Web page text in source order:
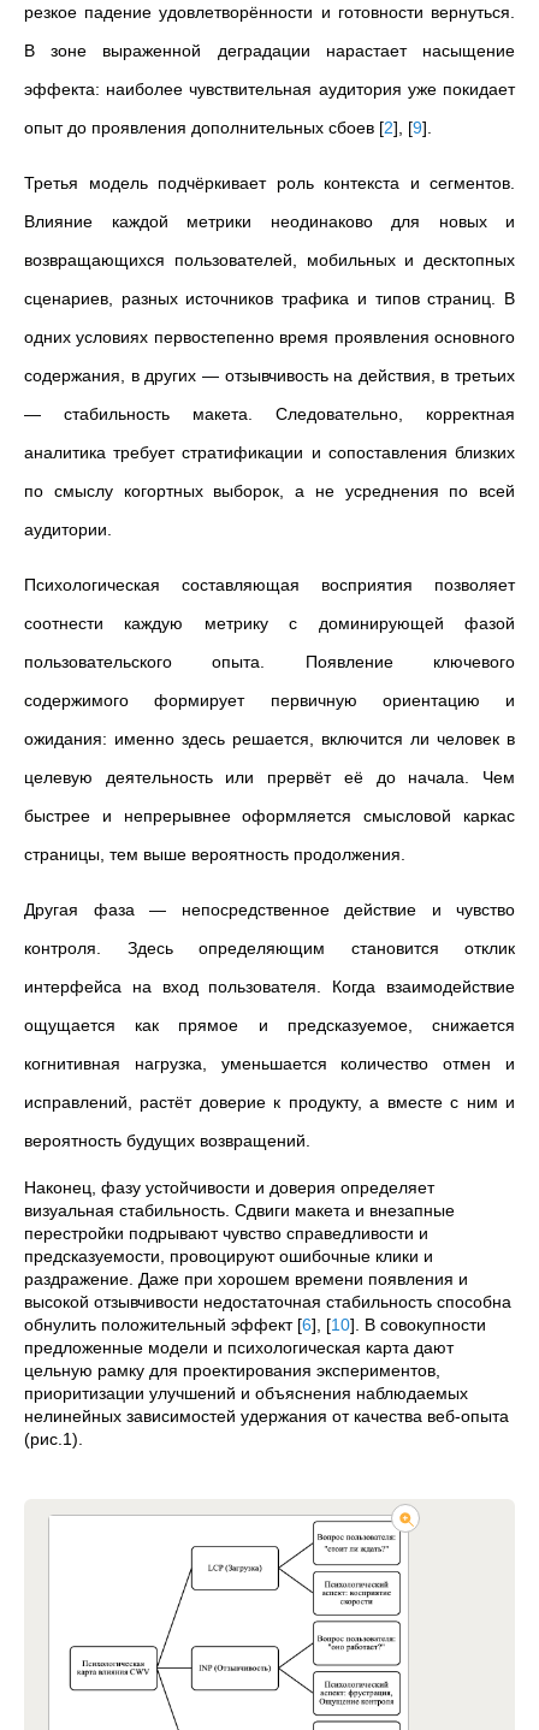
резкое падение удовлетворённости и готовности вернуться.
В зоне выраженной деградации нарастает насыщение
эффекта: наиболее чувствительная аудитория уже покидает
опыт до проявления дополнительных сбоев [2] [9]
Третья модель подчёркивает роль контекста и сегментов.
Влияние каждой метрики неодинаково для новых и
возвращающихся пользователей, мобильных и десктопных
сценариев, разных источников трафика и типов страниц. В
одних условиях первостепенно время проявления основного
содержания, в других — отзывчивость на действия, в третьих
— стабильность макета. Следовательно, корректная
аналитика требует стратификации и сопоставления близких
по смыслу когортных выборок, а не усреднения по всей
аудитории.
Психологическая составляющая восприятия позволяет
соотнести каждую метрику с доминирующей фазой
пользовательского опыта. Появление ключевого
содержимого формирует первичную ориентацию и
ожидания: именно здесь решается, включится ли человек в
целевую деятельность или прервёт её до начала. Чем
быстрее и непрерывнее оформляется смысловой каркас
страницы, тем выше вероятность продолжения.
Другая фаза — непосредственное действие и чувство
контроля. Здесь определяющим становится отклик
интерфейса на вход пользователя. Когда взаимодействие
ощущается как прямое и предсказуемое, снижается
когнитивная нагрузка, уменьшается количество отмен и
исправлений, растёт доверие к продукту, а вместе с ним и
вероятность будущих возвращений.
Наконец, фазу устойчивости и доверия определяет
визуальная стабильность. Сдвиги макета и внезапные
перестройки подрывают чувство справедливости и
предсказуемости, провоцируют ошибочные клики и
раздражение. Даже при хорошем времени появления и
высокой отзывчивости недостаточная стабильность способна
обнулить положительный эффект [6] [10] . В совокупности
предложенные модели и психологическая карта дают
цельную рамку для проектирования экспериментов,
приоритизации улучшений и объяснения наблюдаемых
нелинейных зависимостей удержания от качества веб-опыта
(рис.1).